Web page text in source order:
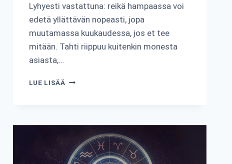
Lyhyesti vastattuna: reikä hampaassa voi
edetä yllättävän nopeasti, jopa
muutamassa kuukaudessa, jos et tee
mitään. Tahti riippuu kuitenkin monesta
asiasta,…
LUE LISÄÄ KUINKA